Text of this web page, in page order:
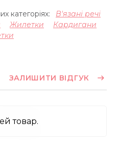
категоріях:
В'язані речі
Жилетки
Кардигани
ЗАЛИШИТИ ВІДГУК
товар.